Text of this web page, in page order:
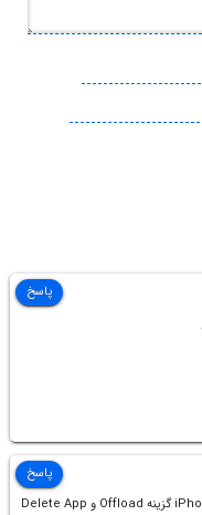
پاسخ
چرا تو قسمت iPhone Storage گزینه Offload و Delete App
پاسخ